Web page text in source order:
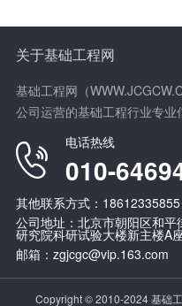
关于基础工程网
基础工程网（
公司运营的基础工程行业专业
电话热线
010-
其他联系方式：
公司地址：北京市朝阳区和
研究院科研试验大楼新主楼A
邮箱：zgjcgc@vip.163.com
Copyright © 2010-2024 基础